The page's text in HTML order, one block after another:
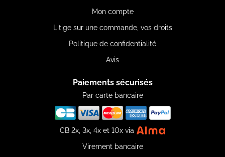
Mon compte
Litige sur une commande, vos droits
Politique de confidentialité
Avis
Paiements sécurisés
Par carte bancaire
CB 2x, 3x, 4x et 10x via
Virement bancaire